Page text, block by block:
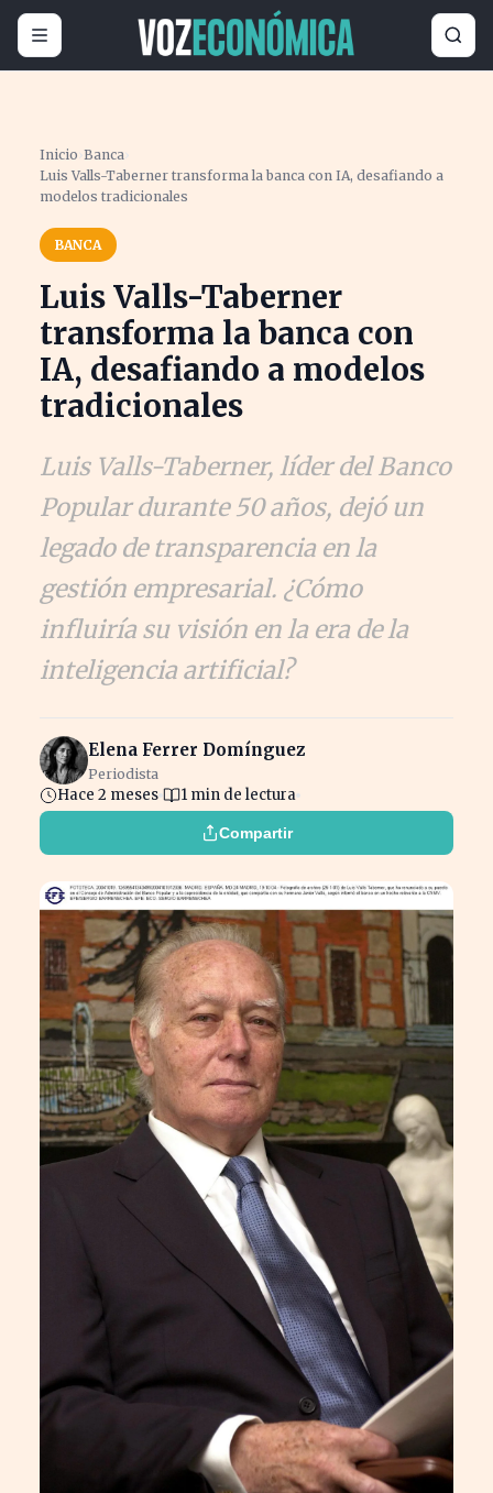
Inicio ›Banca›
Luis Valls-Taberner transforma la banca con IA, desafiando a
modelos tradicionales
BANCA
Luis Valls-Taberner
transforma la banca con
IA, desafiando a modelos
tradicionales
Luis Valls-Taberner, líder del Banco
Popular durante 50 años, dejó un
legado de transparencia en la
gestión empresarial. ¿Cómo
influiría su visión en la era de la
inteligencia artificial?
Elena Ferrer Domínguez
Periodista
Hace 2 meses 1 min de lectura
Compartir